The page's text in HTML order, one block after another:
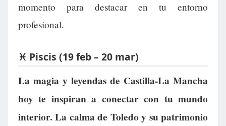
momento para destacar en tu entorno
profesional.
♓ Piscis (19 feb – 20 mar)
La magia y leyendas de Castilla-La Mancha
hoy te inspiran a conectar con tu mundo
interior. La calma de Toledo y su patrimonio